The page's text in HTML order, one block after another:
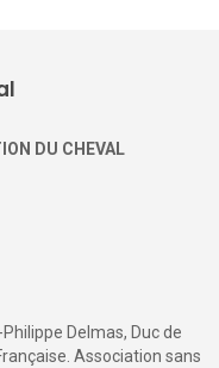
DU CHEVAL
Delmas, Duc de
Association sans